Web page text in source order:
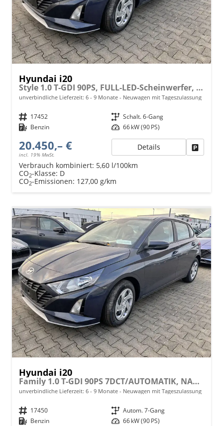
Hyundai i20
Style 1.0 T-GDI 90PS, FULL-LED-Scheinwerfer, NAVI 10,25", Sitzheizung, 17" ALU, SmartKey, Induktives Laden, Klimaautomatik, Privacy-Glas, Parksensoren hinten, Rückfahrkamera, Tempomat, Beheiztes Lederlenkrad, Reserverad, Alarm, Armlehne, 4x elektr. Fensterhebe
unverbindliche Lieferzeit: 6 - 9 Monate Neuwagen mit Tageszulassung
Fahrzeugnr. 17452 Getriebe Schalt. 6-Gang
Kraftstoff Benzin Leistung 66 kW (90 PS)
20.450,– €
incl. 19% MwSt.
Details
Verbrauch kombiniert: 5,60 l/100km
CO2-Klasse: D
CO2-Emissionen: 127,00 g/km
Hyundai i20
Family 1.0 T-GDI 90PS 7DCT/AUTOMATIK, NAVI 10,25", Winter-Pack: Sitzheizung + Lenkradheizung, 16" ALU, Klimaautomatik, Privacy-Glas, Parksensoren hinten, Rückfahrkamera, Tempomat, Lederlenkrad, Reserverad, Alarm, Armlehne
unverbindliche Lieferzeit: 6 - 9 Monate Neuwagen mit Tageszulassung
Fahrzeugnr. 17450 Getriebe Autom. 7-Gang
Kraftstoff Benzin Leistung 66 kW (90 PS)